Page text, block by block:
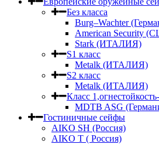
Без класса
Burg–Wachter
American Security
Stark (ИТАЛИЯ)
S1 класс
Metalk (ИТАЛИЯ)
S2 класс
Metalk (ИТАЛИЯ)
Класс
MDTB ASG
Гостиничные сейфы
AIKO SH (Россия)
AIKO Т ( Россия)